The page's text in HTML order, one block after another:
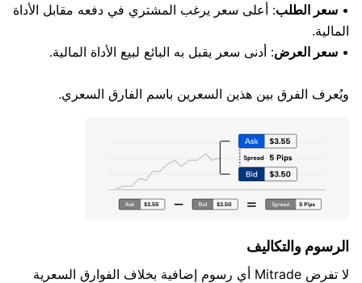
• سعر الطلب: أعلى سعر يرغب المشتري في دفعه مقابل الأداة
المالية.
• سعر العرض: أدنى سعر يقبل به البائع لبيع الأداة المالية.
ويُعرف الفرق بين هذين السعرين باسم الفارق السعري.
الرسوم والتكاليف
لا تفرض Mitrade أي رسوم إضافية بخلاف الفوارق السعرية